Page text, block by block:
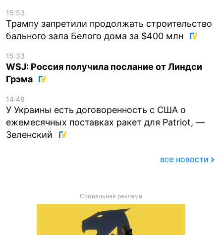
15:53
Трампу запретили продолжать строительство
бального зала Белого дома за $400 млн
15:33
WSJ: Россия получила послание от Линдси
Грэма
14:48
У Украины есть договоренность с США о
ежемесячных поставках ракет для Patriot, —
Зеленский
все новости
Социальная реклама